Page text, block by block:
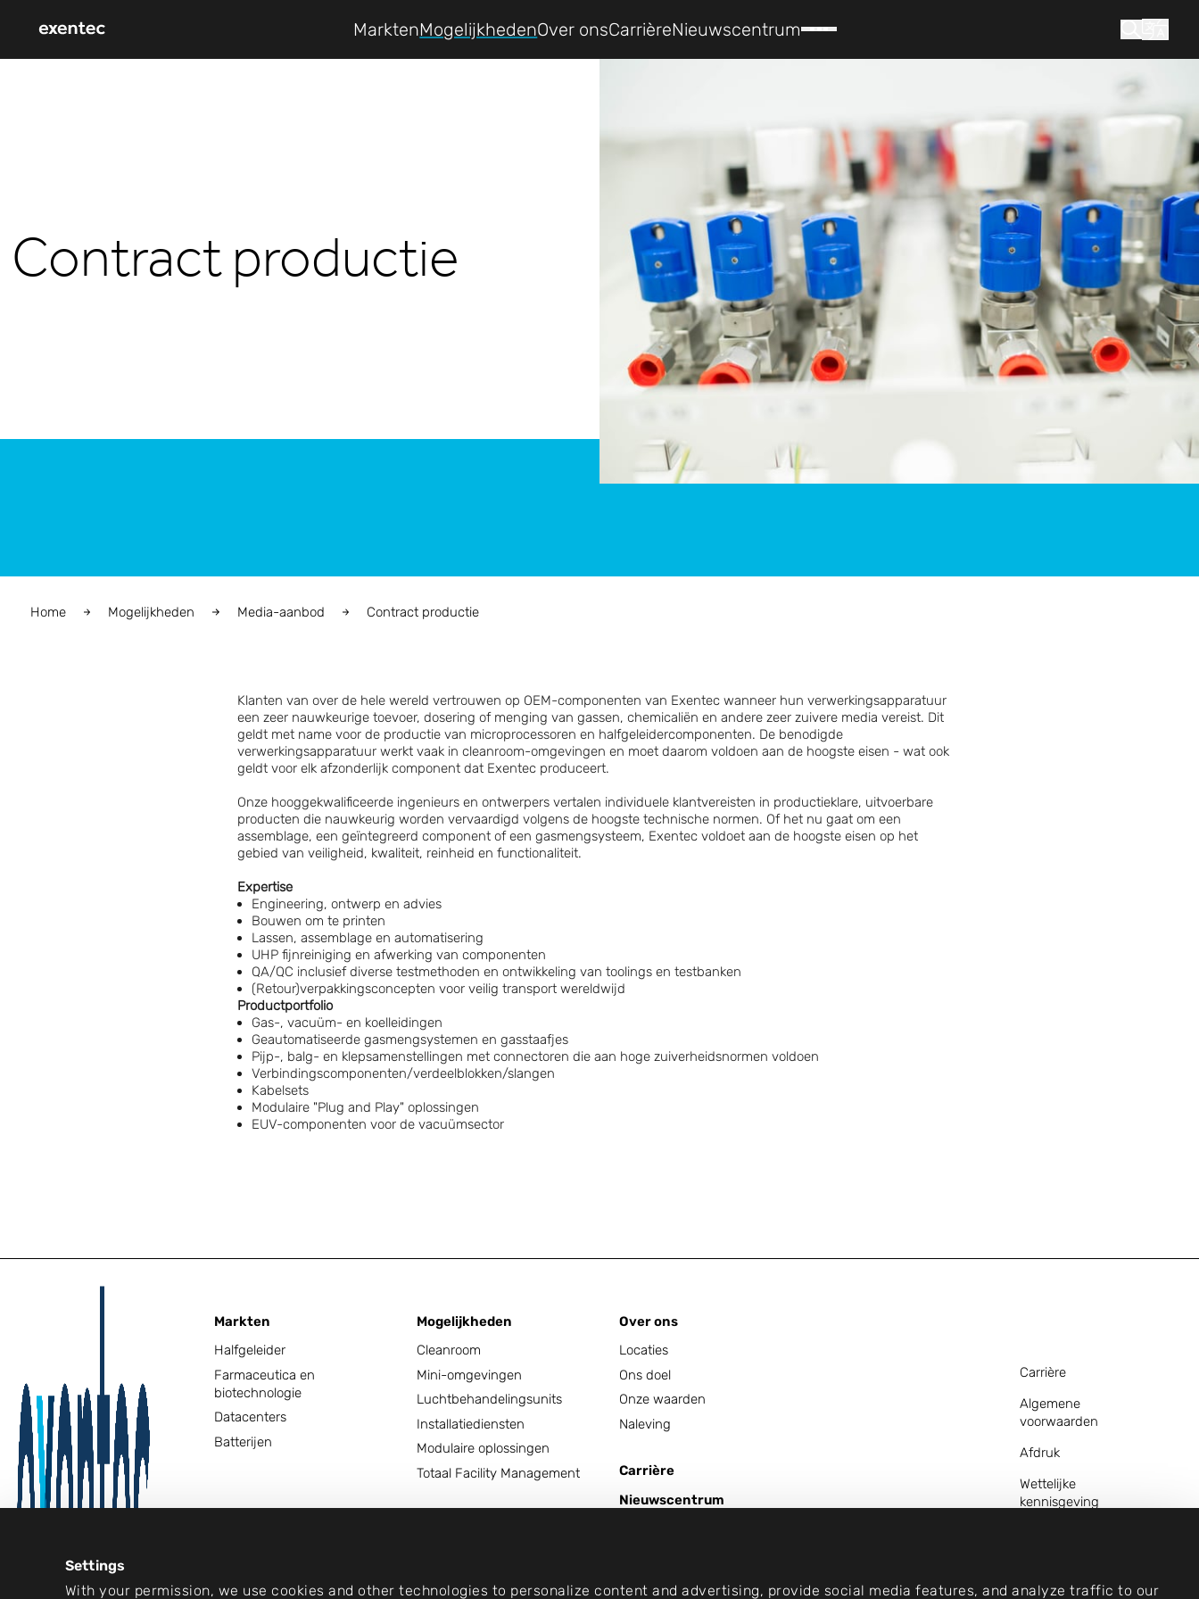
Settings
With your permission, we use cookies and other technologies to personalize content and advertising, provide social media features, and analyze traffic to our
MarktenMogelijkhedenOver onsCarrièreNieuwscentrum
waar bent u naar op zoek?
Zoek op
Contract productie
Home Mogelijkheden Media-aanbod Contract productie
Klanten van over de hele wereld vertrouwen op OEM-componenten van Exentec wanneer hun verwerkingsapparatuur
een zeer nauwkeurige toevoer, dosering of menging van gassen, chemicaliën en andere zeer zuivere media vereist. Dit
geldt met name voor de productie van microprocessoren en halfgeleidercomponenten. De benodigde
verwerkingsapparatuur werkt vaak in cleanroom-omgevingen en moet daarom voldoen aan de hoogste eisen - wat ook
geldt voor elk afzonderlijk component dat Exentec produceert.
Onze hooggekwalificeerde ingenieurs en ontwerpers vertalen individuele klantvereisten in productieklare, uitvoerbare
producten die nauwkeurig worden vervaardigd volgens de hoogste technische normen. Of het nu gaat om een
assemblage, een geïntegreerd component of een gasmengsysteem, Exentec voldoet aan de hoogste eisen op het
gebied van veiligheid, kwaliteit, reinheid en functionaliteit.
Expertise
Engineering, ontwerp en advies
Bouwen om te printen
Lassen, assemblage en automatisering
UHP fijnreiniging en afwerking van componenten
QA/QC inclusief diverse testmethoden en ontwikkeling van toolings en testbanken
(Retour)verpakkingsconcepten voor veilig transport wereldwijd
Productportfolio
Gas-, vacuüm- en koelleidingen
Geautomatiseerde gasmengsystemen en gasstaafjes
Pijp-, balg- en klepsamenstellingen met connectoren die aan hoge zuiverheidsnormen voldoen
Verbindingscomponenten/verdeelblokken/slangen
Kabelsets
Modulaire "Plug and Play" oplossingen
EUV-componenten voor de vacuümsector
Markten
Halfgeleider
Farmaceutica en
biotechnologie
Datacenters
Batterijen
Mogelijkheden
Cleanroom
Mini-omgevingen
Luchtbehandelingsunits
Installatiediensten
Modulaire oplossingen
Totaal Facility Management
Over ons
Locaties
Ons doel
Onze waarden
Naleving
Carrière
Nieuwscentrum
Carrière
Algemene
voorwaarden
Afdruk
Wettelijke
kennisgeving
met